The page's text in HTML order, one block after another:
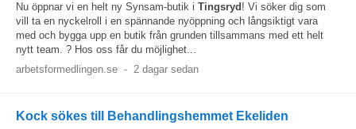
Nu öppnar vi en helt ny Synsam-butik i Tingsryd ! Vi söker dig som
vill ta en nyckelroll i en spännande nyöppning och långsiktigt vara
med och bygga upp en butik från grunden tillsammans med ett helt
nytt team. ? Hos oss får du möjlighet...
arbetsformedlingen.se - 2 dagar sedan
Kock sökes till Behandlingshemmet Ekeliden